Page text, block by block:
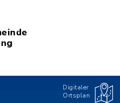
Digitaler
Ortsplan